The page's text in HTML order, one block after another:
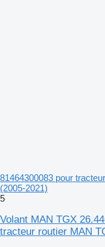
81464300083 pour
(2005-2021)
5
Volant MAN TGX
tracteur routier MAN